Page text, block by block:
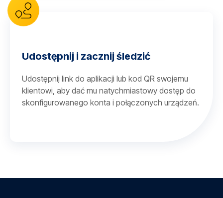
Udostępnij i zacznij śledzić
Udostępnij link do aplikacji lub kod QR swojemu
klientowi, aby dać mu natychmiastowy dostęp do
skonfigurowanego konta i połączonych urządzeń.